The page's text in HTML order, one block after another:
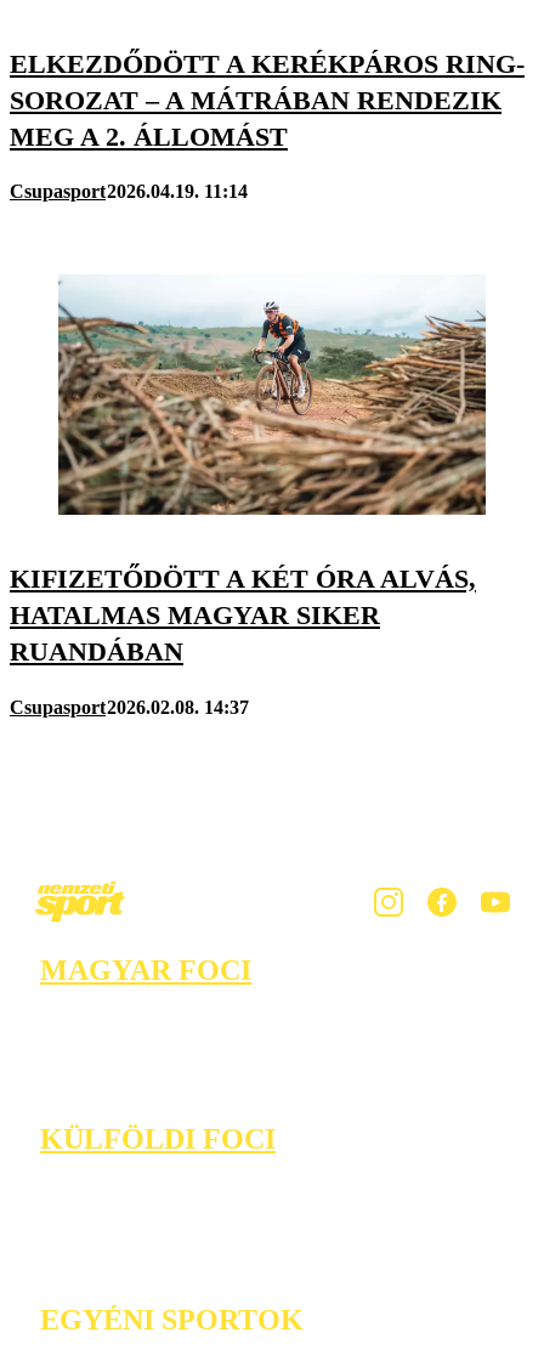
ELKEZDŐDÖTT A KERÉKPÁROS RING-
SOROZAT – A MÁTRÁBAN RENDEZIK
MEG A 2. ÁLLOMÁST
Csupasport2026.04.19. 11:14
KIFIZETŐDÖTT A KÉT ÓRA ALVÁS,
HATALMAS MAGYAR SIKER
RUANDÁBAN
Csupasport2026.02.08. 14:37
MAGYAR FOCI
KÜLFÖLDI FOCI
EGYÉNI SPORTOK